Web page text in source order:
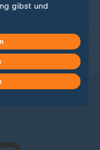
gibst und
oder ändern.
du in unserer